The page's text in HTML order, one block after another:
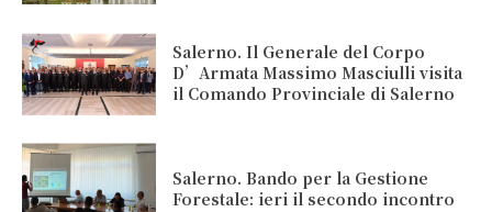
Salerno. Il Generale del Corpo
D’Armata Massimo Masciulli visita
il Comando Provinciale di Salerno
Salerno. Bando per la Gestione
Forestale: ieri il secondo incontro